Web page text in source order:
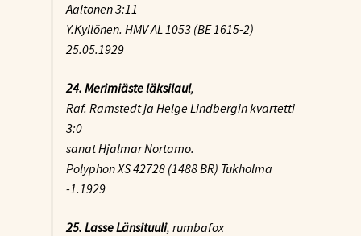
Aaltonen 3:11
Y.Kyllönen. HMV AL 1053 (BE 1615-2)
25.05.1929
24. Merimiäste läksilaul,
Raf. Ramstedt ja Helge Lindbergin kvartetti
3:0
sanat Hjalmar Nortamo.
Polyphon XS 42728 (1488 BR) Tukholma
-1.1929
25. Lasse Länsituuli, rumbafox